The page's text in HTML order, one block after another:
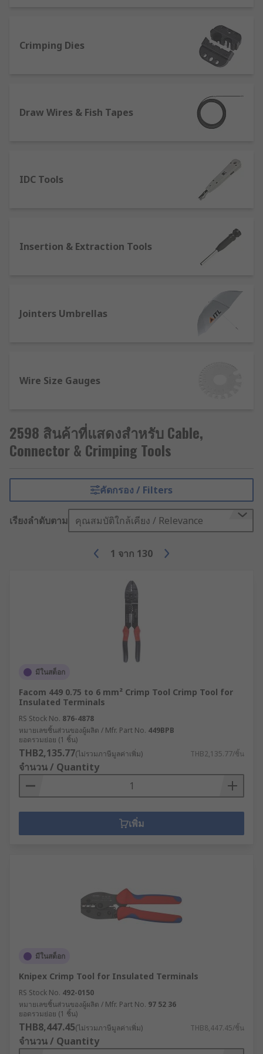
Crimping Dies
Draw Wires & Fish Tapes
IDC Tools
Insertion & Extraction Tools
Jointers Umbrellas
Wire Size Gauges
2598 สินค้าที่แสดงสำหรับ Cable,
Connector & Crimping Tools
คัดกรอง / Filters
เรียงลำดับตาม คุณสมบัติใกล้เคียง / Relevance
1 จาก 130
มีในสต็อก
Facom 449 0.75 to 6 mm² Crimp Tool Crimp Tool for
Insulated Terminals
RS Stock No. 876-4878
หมายเลขชิ้นส่วนของผู้ผลิต / Mfr. Part No. 449BPB
ยอดรวมย่อย (1 ชิ้น)
THB2,135.77(ไม่รวมภาษีมูลค่าเพิ่ม) THB2,135.77/ชิ้น
จำนวน / Quantity
เพิ่ม
มีในสต็อก
Knipex Crimp Tool for Insulated Terminals
RS Stock No. 492-0150
หมายเลขชิ้นส่วนของผู้ผลิต / Mfr. Part No. 97 52 36
ยอดรวมย่อย (1 ชิ้น)
THB8,447.45(ไม่รวมภาษีมูลค่าเพิ่ม) THB8,447.45/ชิ้น
จำนวน / Quantity